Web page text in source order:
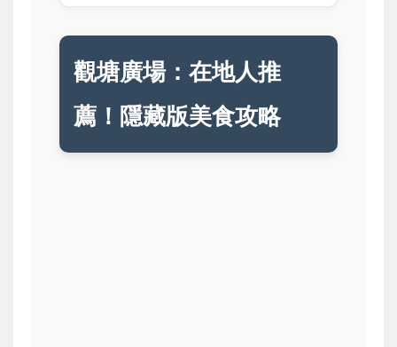
觀塘廣場：在地人推
薦！隱藏版美食攻略